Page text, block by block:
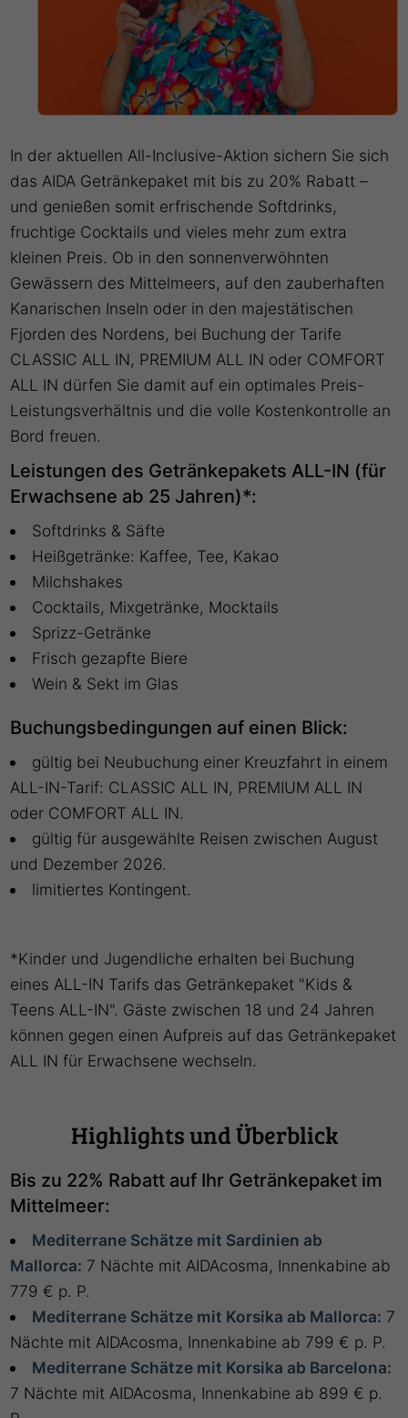
In der aktuellen All-Inclusive-Aktion sichern Sie sich
das AIDA Getränkepaket mit bis zu 20% Rabatt –
und genießen somit erfrischende Softdrinks,
fruchtige Cocktails und vieles mehr zum extra
kleinen Preis. Ob in den sonnenverwöhnten
Gewässern des Mittelmeers, auf den zauberhaften
Kanarischen Inseln oder in den majestätischen
Fjorden des Nordens, bei Buchung der Tarife
CLASSIC ALL IN, PREMIUM ALL IN oder COMFORT
ALL IN dürfen Sie damit auf ein optimales Preis-
Leistungsverhältnis und die volle Kostenkontrolle an
Bord freuen.
Leistungen des Getränkepakets ALL-IN (für
Erwachsene ab 25 Jahren)*:
Softdrinks & Säfte
Heißgetränke: Kaffee, Tee, Kakao
Milchshakes
Cocktails, Mixgetränke, Mocktails
Sprizz-Getränke
Frisch gezapfte Biere
Wein & Sekt im Glas
Buchungsbedingungen auf einen Blick:
gültig bei Neubuchung einer Kreuzfahrt in einem
ALL-IN-Tarif: CLASSIC ALL IN, PREMIUM ALL IN
oder COMFORT ALL IN.
gültig für ausgewählte Reisen zwischen August
und Dezember 2026.
limitiertes Kontingent.
*Kinder und Jugendliche erhalten bei Buchung
eines ALL-IN Tarifs das Getränkepaket "Kids &
Teens ALL-IN". Gäste zwischen 18 und 24 Jahren
können gegen einen Aufpreis auf das Getränkepaket
ALL IN für Erwachsene wechseln.
Highlights und Überblick
Bis zu 22% Rabatt auf Ihr Getränkepaket im
Mittelmeer:
Mediterrane Schätze mit Sardinien ab
Mallorca: 7 Nächte mit AIDAcosma, Innenkabine ab
779 € p. P.
Mediterrane Schätze mit Korsika ab Mallorca: 7
Nächte mit AIDAcosma, Innenkabine ab 799 € p. P.
Mediterrane Schätze mit Korsika ab Barcelona:
7 Nächte mit AIDAcosma, Innenkabine ab 899 € p.